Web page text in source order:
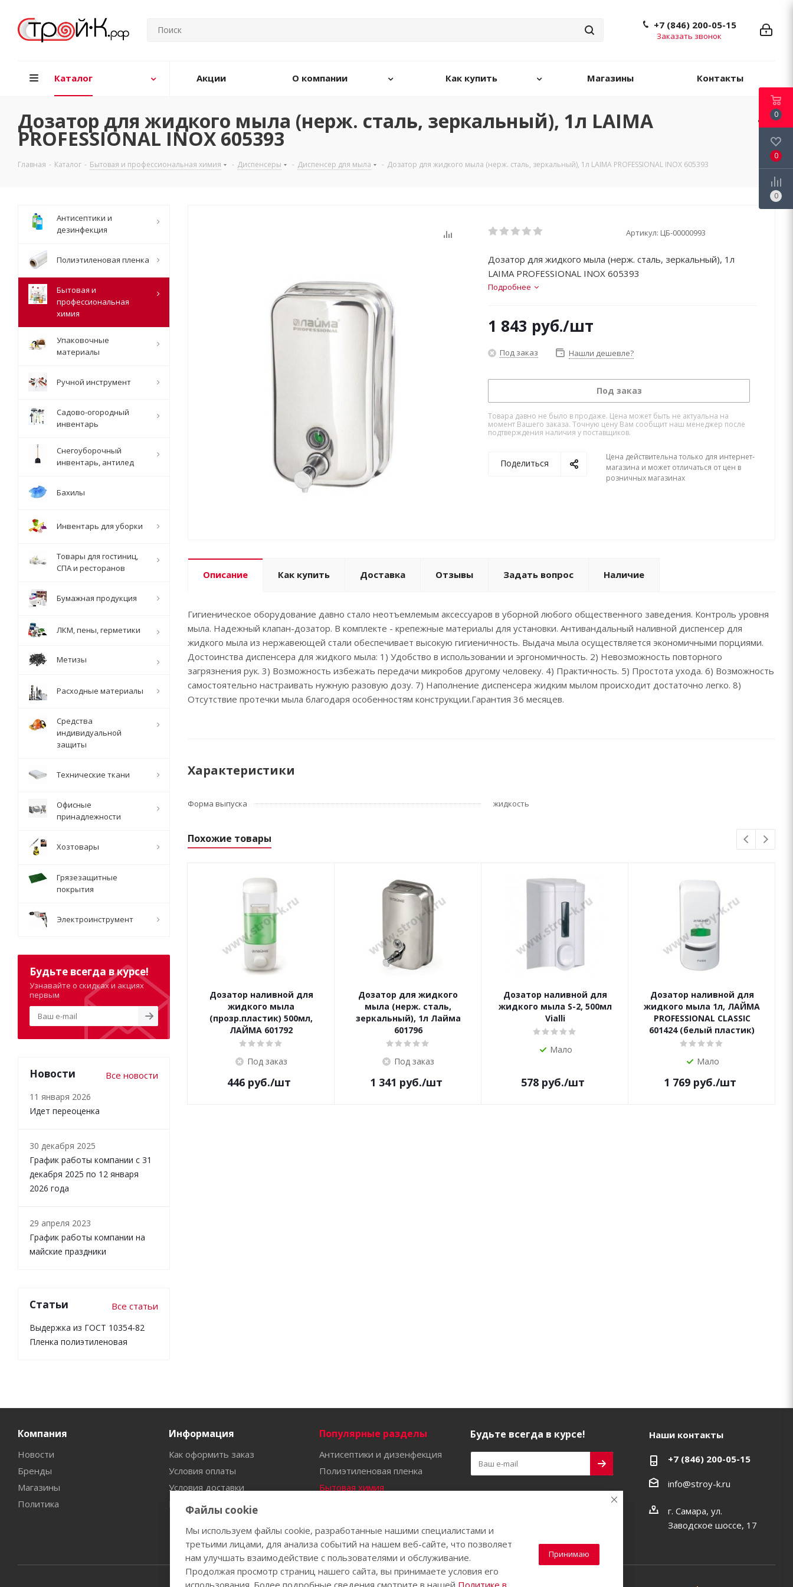
+7 (846) 200-05-15
Заказать звонок
Каталог Акции О компании Как купить Магазины Контакты
Дозатор для жидкого мыла (нерж. сталь, зеркальный), 1л LAIMA
PROFESSIONAL INOX 605393
Главная - Каталог - Бытовая и профессиональная химия - Диспенсеры - Диспенсер для мыла - Дозатор для жидкого мыла (нерж. сталь, зеркальный), 1л LAIMA PROFESSIONAL INOX 605393
Артикул: ЦБ-00000993
Дозатор для жидкого мыла (нерж. сталь, зеркальный), 1л
LAIMA PROFESSIONAL INOX 605393
Подробнее
1 843 руб./шт
Под заказ Нашли дешевле?
Под заказ
Товара давно не было в продаже. Цена может быть не актуальна на
момент Вашего заказа. Точную цену Вам сообщит наш менеджер после
подтверждения наличия у поставщиков.
Поделиться
Цена действительна только для интернет-
магазина и может отличаться от цен в
розничных магазинах
Описание Как купить Доставка Отзывы Задать вопрос Наличие
Гигиеническое оборудование давно стало неотъемлемым аксессуаров в уборной любого общественного заведения. Контроль уровня
мыла. Надежный клапан-дозатор. В комплекте - крепежные материалы для установки. Антивандальный наливной диспенсер для
жидкого мыла из нержавеющей стали обеспечивает высокую гигиеничность. Выдача мыла осуществляется экономичными порциями.
Достоинства диспенсера для жидкого мыла: 1) Удобство в использовании и эргономичность. 2) Невозможность повторного
загрязнения рук. 3) Возможность избежать передачи микробов другому человеку. 4) Практичность. 5) Простота ухода. 6) Возможность
самостоятельно настраивать нужную разовую дозу. 7) Наполнение диспенсера жидким мылом происходит достаточно легко. 8)
Отсутствие протечки мыла благодаря особенностям конструкции.Гарантия 36 месяцев.
Характеристики
Форма выпуска жидкость
Похожие товары
Дозатор наливной для
жидкого мыла
(прозр.пластик) 500мл,
ЛАЙМА 601792
Под заказ
446 руб./шт
Дозатор для жидкого
мыла (нерж. сталь,
зеркальный), 1л Лайма
601796
Под заказ
1 341 руб./шт
Дозатор наливной для
жидкого мыла S-2, 500мл
Vialli
Мало
578 руб./шт
Дозатор наливной для
жидкого мыла 1л, ЛАЙМА
PROFESSIONAL CLASSIC
601424 (белый пластик)
Мало
1 769руб./шт
Антисептики и
дезинфекция
Полиэтиленовая пленка
Бытовая и
профессиональная
химия
Упаковочные
материалы
Ручной инструмент
Садово-огородный
инвентарь
Снегоуборочный
инвентарь, антилед
Бахилы
Инвентарь для уборки
Товары для гостиниц,
СПА и ресторанов
Бумажная продукция
ЛКМ, пены, герметики
Метизы
Расходные материалы
Средства
индивидуальной
защиты
Технические ткани
Офисные
принадлежности
Хозтовары
Грязезащитные
покрытия
Электроинструмент
Будьте всегда в курсе!
Узнавайте о скидках и акциях
первым
Новости Все новости
11 января 2026
Идет переоценка
30 декабря 2025
График работы компании с 31
декабря 2025 по 12 января
2026 года
29 апреля 2023
График работы компании на
майские праздники
Статьи Все статьи
Выдержка из ГОСТ 10354-82
Пленка полиэтиленовая
Компания
Новости
Бренды
Магазины
Политика
Информация
Как оформить заказ
Условия оплаты
Условия доставки
Гарантия на товар
Популярные разделы
Антисептики и дизенфекция
Полиэтиленовая пленка
Бытовая химия
Бахилы
Будьте всегда в курсе! Наши контакты
+7 (846) 200-05-15
info@stroy-k.ru
г. Самара, ул.
Заводское шоссе, 17
0
0
0
Файлы cookie
Мы используем файлы cookie, разработанные нашими специалистами и
третьими лицами, для анализа событий на нашем веб-сайте, что позволяет
нам улучшать взаимодействие с пользователями и обслуживание.
Продолжая просмотр страниц нашего сайта, вы принимаете условия его
использования. Более подробные сведения смотрите в нашей Политике в
Принимаю